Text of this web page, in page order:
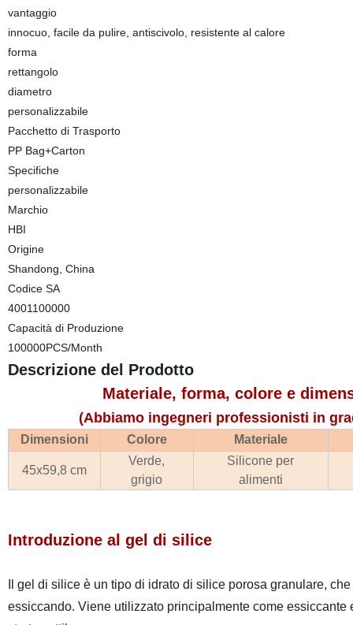
vantaggio
innocuo, facile da pulire, antiscivolo, resistente al calore
forma
rettangolo
diametro
personalizzabile
Pacchetto di Trasporto
PP Bag+Carton
Specifiche
personalizzabile
Marchio
HBI
Origine
Shandong, China
Codice SA
4001100000
Capacità di Produzione
100000PCS/Month
Descrizione del Prodotto
Materiale, forma, colore e
(Abbiamo ingegneri professionisti in
Dimensioni Colore Materiale
45x59,8 cm
Verde,
grigio
Silicone per
alimenti
Introduzione al gel di silice
Il gel di silice è un tipo di idrato di silice porosa granulare,
essiccando. Viene utilizzato principalmente come